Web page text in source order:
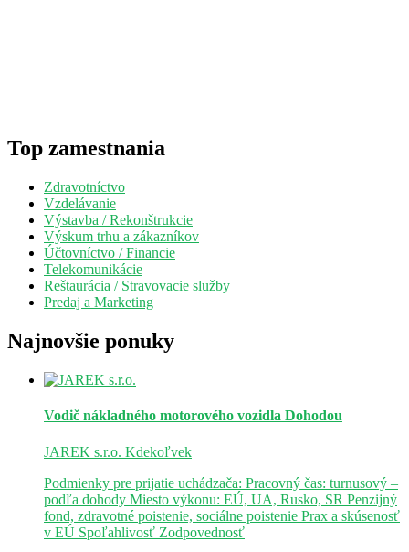
Top zamestnania
Zdravotníctvo
Vzdelávanie
Výstavba / Rekonštrukcie
Výskum trhu a zákazníkov
Účtovníctvo / Financie
Telekomunikácie
Reštaurácia / Stravovacie služby
Predaj a Marketing
Najnovšie ponuky
Vodič nákladného motorového vozidla Dohodou
JAREK s.r.o. Kdekoľvek
Podmienky pre prijatie uchádzača: Pracovný čas: turnusový –
podľa dohody Miesto výkonu: EÚ, UA, Rusko, SR Penzijný
fond, zdravotné poistenie, sociálne poistenie Prax a skúsenosť
v EÚ Spoľahlivosť Zodpovednosť